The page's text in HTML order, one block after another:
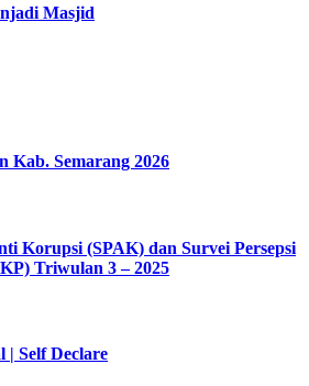
Masjid
Kab. Semarang 2026
Korupsi (SPAK) dan Survei Persepsi
Triwulan 3 – 2025
| Self Declare